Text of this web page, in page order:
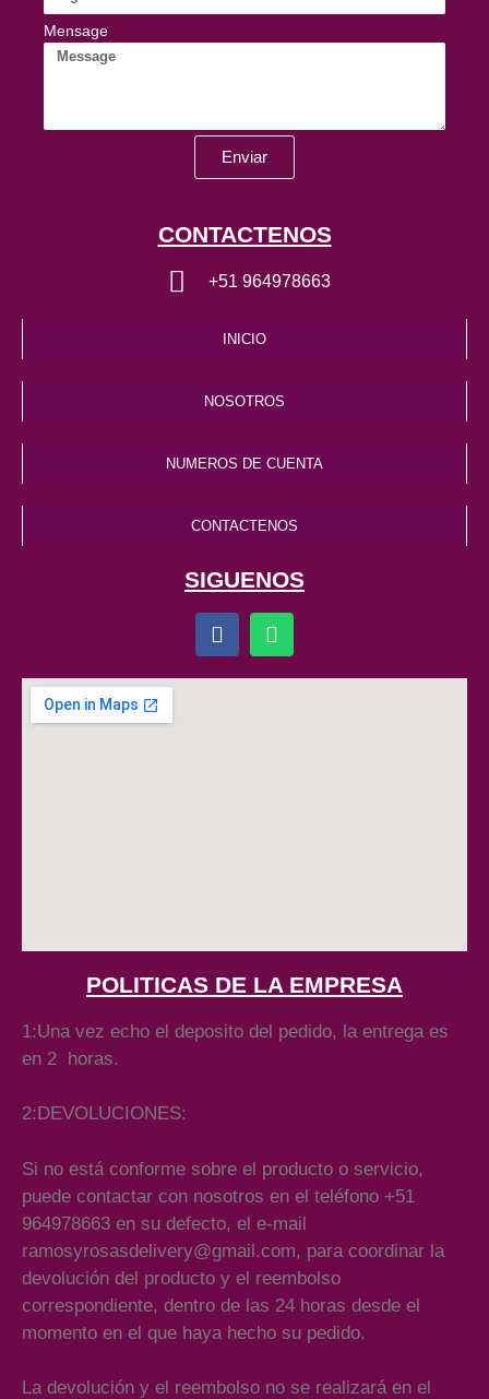
Mensage
Enviar
CONTACTENOS
+51 964978663
INICIO
NOSOTROS
NUMEROS DE CUENTA
CONTACTENOS
SIGUENOS
POLITICAS DE LA EMPRESA
1:Una vez echo el deposito del pedido, la entrega es
en 2 horas.
2:DEVOLUCIONES:
Si no está conforme sobre el producto o servicio,
puede contactar con nosotros en el teléfono +51
964978663 en su defecto, el e-mail
ramosyrosasdelivery@gmail.com, para coordinar la
devolución del producto y el reembolso
correspondiente, dentro de las 24 horas desde el
momento en el que haya hecho su pedido.
La devolución y el reembolso no se realizará en el